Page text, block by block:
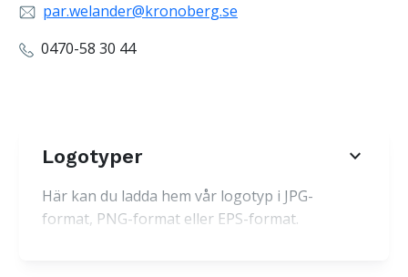
par.welander@kronoberg.se
0470-58 30 44
Logotyper
Här kan du ladda hem vår logotyp i JPG-
format, PNG-format eller EPS-format.
expand_more